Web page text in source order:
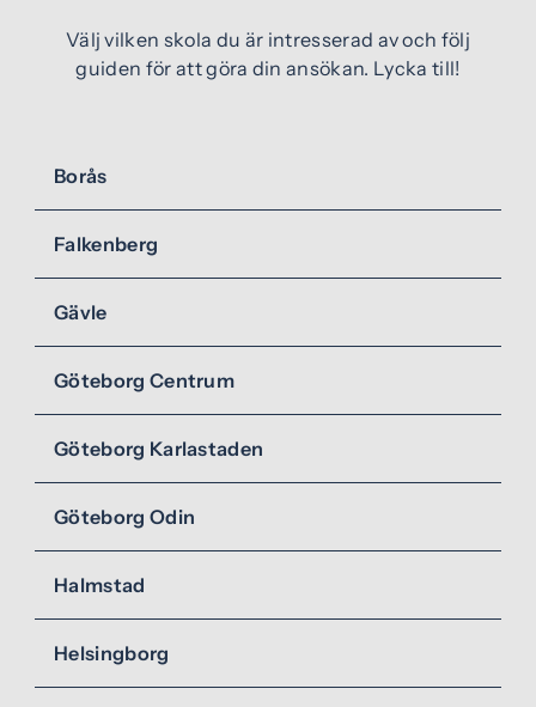
Välj vilken skola du är intresserad av och följ
guiden för att göra din ansökan. Lycka till!
Borås
Falkenberg
Gävle
Göteborg Centrum
Göteborg Karlastaden
Göteborg Odin
Halmstad
Helsingborg